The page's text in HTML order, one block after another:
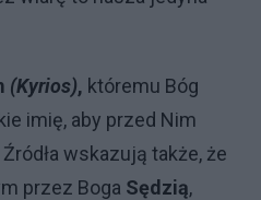
(Kyrios), któremu Bóg
imię, aby przed Nim
wskazują także, że
przez Boga Sędzią,